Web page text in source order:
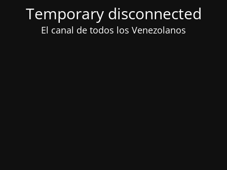
Temporary disconnected
El canal de todos los Venezolanos